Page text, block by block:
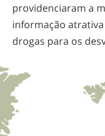
providenciaram a
informação
drogas para os